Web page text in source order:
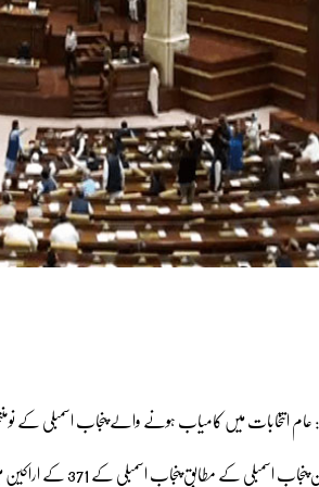
عام انتخابات میں کامیاب ہونے والے پنجاب اسمبلی
اسمبلی کے مطابق پنجاب اسمبلی کے 371 کے اراکین میں سے 321 اراکین نے حلف اٹھایا۔